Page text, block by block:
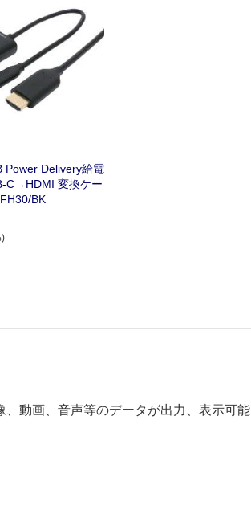
Power Delivery給電
C→HDMI 変換ケー
BK
動画、音声等のデータが出力、表示可能